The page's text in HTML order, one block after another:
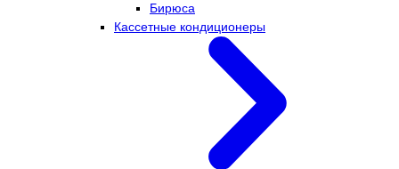
Бирюса
Кассетные кондиционеры